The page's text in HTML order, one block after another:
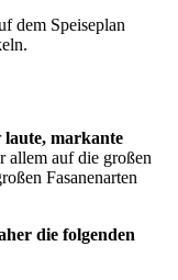
dem Speiseplan
laute, markante
allem auf die großen
Fasanenarten
die folgenden